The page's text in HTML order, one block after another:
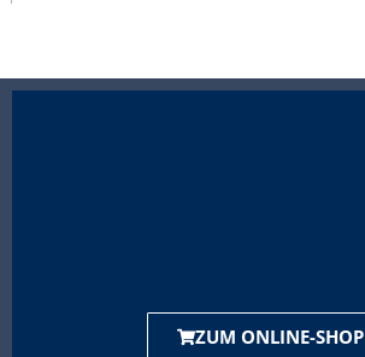
ZUM ONLINE-SHOP